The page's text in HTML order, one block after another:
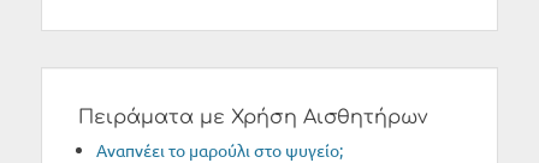
Πειράματα με Χρήση Αισθητήρων
Aναπνέει το μαρούλι στο ψυγείο;